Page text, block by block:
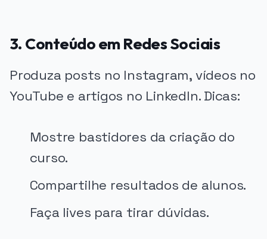
3. Conteúdo em Redes Sociais
Produza posts no Instagram, vídeos no
YouTube e artigos no LinkedIn. Dicas:
Mostre bastidores da criação do
curso.
Compartilhe resultados de alunos.
Faça lives para tirar dúvidas.